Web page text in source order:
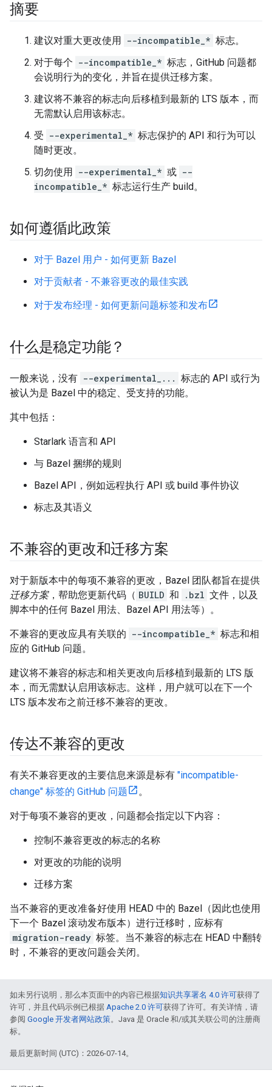
摘要
建议对重大更改使用 --incompatible_* 标志。
对于每个 --incompatible_* 标志，GitHub 问题都
会说明行为的变化，并旨在提供迁移方案。
建议将不兼容的标志向后移植到最新的 LTS 版本，而
无需默认启用该标志。
受 --experimental_* 标志保护的 API 和行为可以
随时更改。
切勿使用 --experimental_* 或 --
incompatible_* 标志运行生产 build。
如何遵循此政策
对于 Bazel 用户 - 如何更新 Bazel
对于贡献者 - 不兼容更改的最佳实践
对于发布经理 - 如何更新问题标签和发布
什么是稳定功能？
一般来说，没有 --experimental_... 标志的 API 或行为
被认为是 Bazel 中的稳定、受支持的功能。
其中包括：
Starlark 语言和 API
与 Bazel 捆绑的规则
Bazel API，例如远程执行 API 或 build 事件协议
标志及其语义
不兼容的更改和迁移方案
对于新版本中的每项不兼容的更改，Bazel 团队都旨在提供
迁移方案，帮助您更新代码（ BUILD 和 .bzl 文件，以及
脚本中的任何 Bazel 用法、Bazel API 用法等）。
不兼容的更改应具有关联的 --incompatible_* 标志和相
应的 GitHub 问题。
建议将不兼容的标志和相关更改向后移植到最新的 LTS 版
本，而无需默认启用该标志。这样，用户就可以在下一个
LTS 版本发布之前迁移不兼容的更改。
传达不兼容的更改
有关不兼容更改的主要信息来源是标有 "incompatible-
change" 标签的 GitHub 问题
。
对于每项不兼容的更改，问题都会指定以下内容：
控制不兼容更改的标志的名称
对更改的功能的说明
迁移方案
当不兼容的更改准备好使用 HEAD 中的 Bazel（因此也使用
下一个 Bazel 滚动发布版本）进行迁移时，应标有
migration-ready 标签。当不兼容的标志在 HEAD 中翻转
时，不兼容的更改问题会关闭。
如未另行说明，那么本页面中的内容已根据知识共享署名 4.0 许可获得了
许可，并且代码示例已根据 Apache 2.0 许可获得了许可。有关详情，请
参阅 Google 开发者网站政策。Java 是 Oracle 和/或其关联公司的注册商
标。
最后更新时间 (UTC)：2026-07-14。